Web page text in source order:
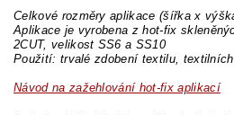
Celkové rozměry aplikace (šířka x
Aplikace je vyrobena z hot-fix
2CUT, velikost SS6 a SS10
Použití: trvalé zdobení textilu,
Návod na zažehlování hot-fix aplikací